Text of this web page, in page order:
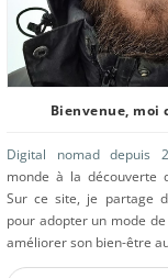
Bienvenue, moi
Digital nomad depuis
monde à la découverte
Sur ce site, je partage
pour adopter un mode
améliorer son bien-être